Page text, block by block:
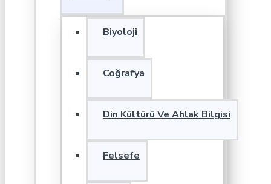
Biyoloji
Coğrafya
Din Kültürü Ve Ahlak Bilgisi
Felsefe